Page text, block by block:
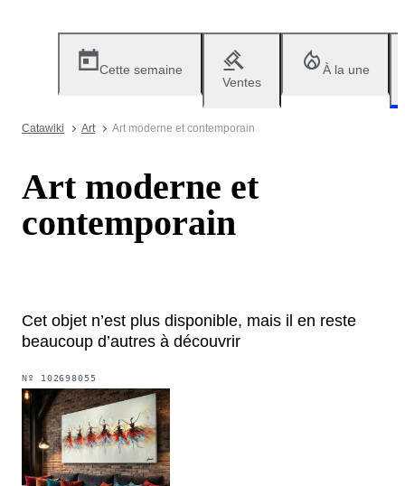
Cette semaine
Ventes
À la une
Catawiki Art Art moderne et contemporain
Art moderne et
contemporain
Cet objet n’est plus disponible, mais il en reste
beaucoup d’autres à découvrir
Nº 102698055